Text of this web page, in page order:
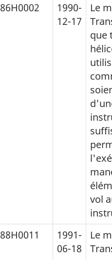
1990-
12-17
Le
que
vol
1991-
06-18
Le